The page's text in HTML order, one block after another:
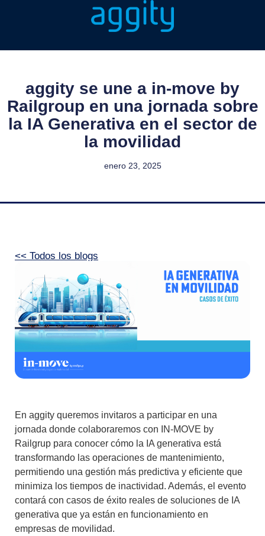
aggity se une a in-move by
Railgroup en una jornada sobre
la IA Generativa en el sector de
la movilidad
enero 23, 2025
<< Todos los blogs
En aggity queremos invitaros a participar en una
jornada donde colaboraremos con IN-MOVE by
Railgrup para conocer cómo la IA generativa está
transformando las operaciones de mantenimiento,
permitiendo una gestión más predictiva y eficiente que
minimiza los tiempos de inactividad. Además, el evento
contará con casos de éxito reales de soluciones de IA
generativa que ya están en funcionamiento en
empresas de movilidad.